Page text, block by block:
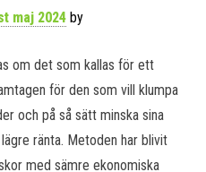
maj 2024by
om det som kallas för ett
för den som vill klumpa
och på så sätt minska sina
ränta. Metoden har blivit
med sämre ekonomiska